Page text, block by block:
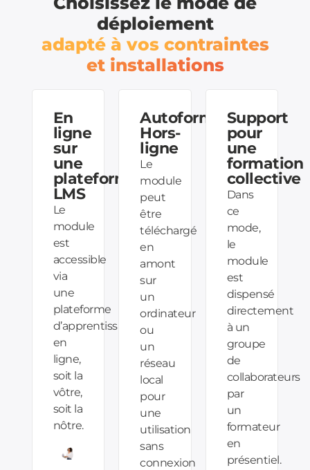
déploiement
adapté à vos contraintes
et installations
En
ligne
sur
une
plateforme
LMS
Le
module
est
accessible
via
une
plateforme
d’apprentissage
en
ligne,
soit la
vôtre,
soit la
nôtre.
Autoformation
Hors-
ligne
Le
module
peut
être
téléchargé
en
amont
sur
un
ordinateur
ou
un
réseau
local
pour
une
utilisation
sans
connexion
Support
pour
une
formation
collective
Dans
ce
mode,
le
module
est
dispensé
directement
à un
groupe
de
collaborateurs
par
un
formateur
en
présentiel.